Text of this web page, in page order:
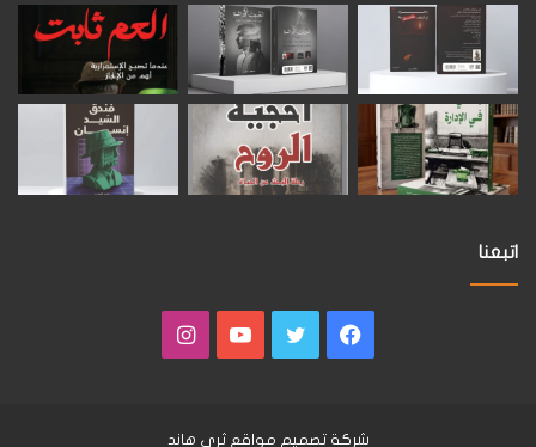
اتبعنا
فيسبوكتويتر يوتيوبانستقرام
شركة تصميم مواقع ثرى هاند